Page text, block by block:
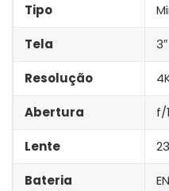
Tipo
Tela
Resolução
Abertura f/
Lente
Bateria